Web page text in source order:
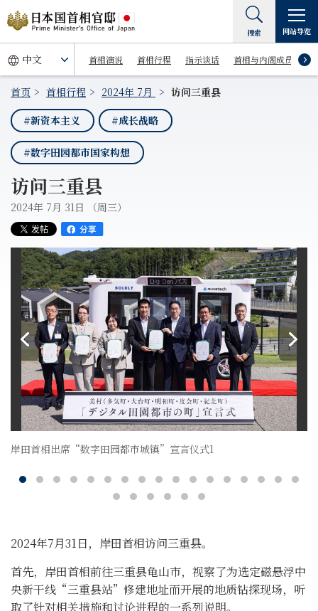
首相演说 首相行程 指示谈话 首相与内阁成员
搜索 网站导览
首页 首相行程 2024年 7月
访问三重县
#新资本主义
#成长战略
#数字田园都市国家构想
访问三重县
2024年 7月 31日 （周三）
岸田首相出席“数字田园都市城镇”宣言仪式1
2024年7月31日，岸田首相访问三重县。
首先，岸田首相前往三重县龟山市，视察了为选定磁悬浮中
央新干线“三重县站”修建地址而开展的地质钻探现场，听
取了针对相关措施和讨论进程的一系列说明。